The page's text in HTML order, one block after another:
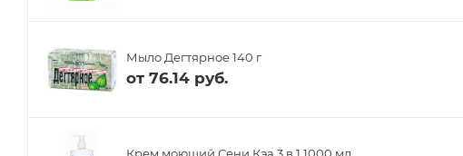
Мыло Дегтярное 140 г
от 76.14 руб.